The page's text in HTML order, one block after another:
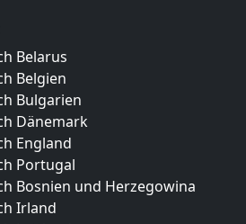
Belarus
Belgien
Bulgarien
Dänemark
England
Portugal
Bosnien und Herzegowina
Irland